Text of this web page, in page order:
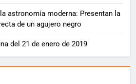
astronomía moderna: Presentan la
de un agujero negro
del 21 de enero de 2019